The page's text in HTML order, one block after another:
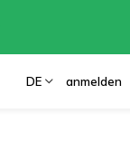
DE anmelden